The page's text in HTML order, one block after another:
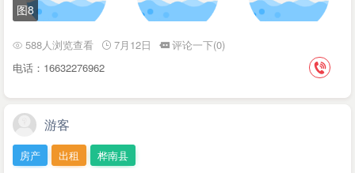
图8
588人浏览查看 7月12日
评论一下(0)
电话：16632276962
游客
房产 出租 桦南县